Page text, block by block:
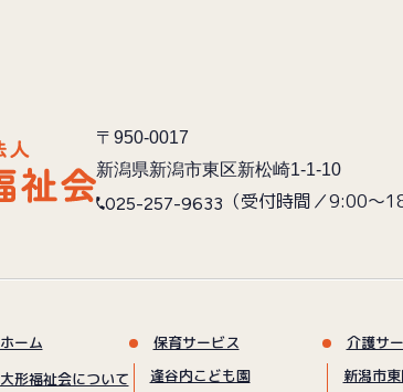
〒950-0017
新潟県新潟市東区新松崎1-1-10
025-257-9633 （受付時間／9:00〜
ホーム
大形福祉会について
保育サービス
逢谷内こども園
介護サ
新潟市